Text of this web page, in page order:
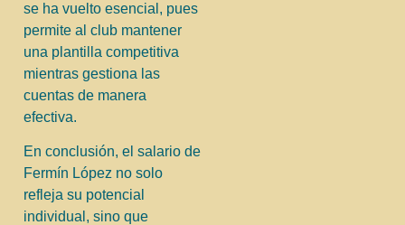
se ha vuelto esencial, pues
permite al club mantener
una plantilla competitiva
mientras gestiona las
cuentas de manera
efectiva.
En conclusión, el salario de
Fermín López no solo
refleja su potencial
individual, sino que